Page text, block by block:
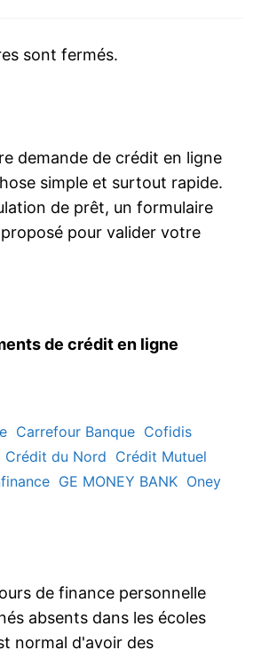
sont fermés.
demande de crédit en ligne
simple et surtout rapide.
de prêt, un formulaire
pour valider votre
de crédit en ligne
Carrefour Banque Cofidis
Crédit du Nord Crédit Mutuel
GE MONEY BANK Oney
de finance personnelle
absents dans les écoles
normal d'avoir des